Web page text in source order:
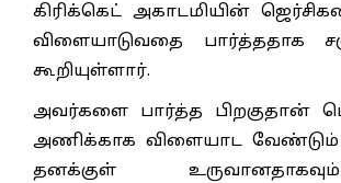
கிரிக்கெட் அகாடமியின்
விளையாடுவதை பார்த்ததாக
கூறியுள்ளார்.
அவர்களை பார்த்த பிறகுதான்
அணிக்காக விளையாட
தனக்குள்